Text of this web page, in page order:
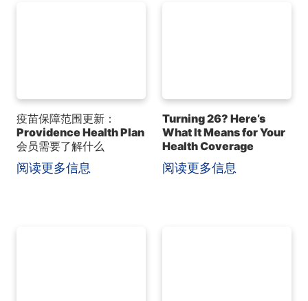
疫苗保障范围更新：
Providence Health Plan
会员需要了解什么
阅读更多信息
Turning 26? Here’s
What It Means for Your
Health Coverage
阅读更多信息